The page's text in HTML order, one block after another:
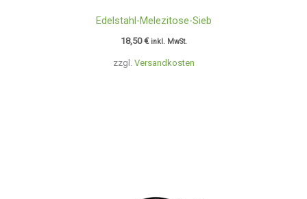
zzgl. Versandkosten
Edelstahl-Melezitose-Sieb
18,50€ inkl. MwSt.